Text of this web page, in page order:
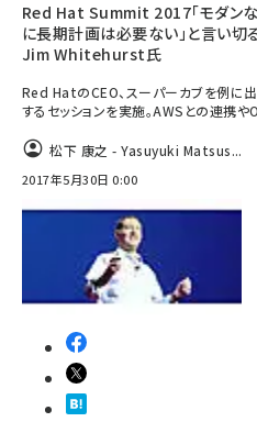
Red Hat Summit 2017「モダン
に長期計画は必要ない」と言い切
Jim Whitehurst氏
Red HatのCEO、スーパーカブを例に
するセッションを実施。AWSとの連携
松下 康之 - Yasuyuki Matsus...
2017年5月30日 0:00